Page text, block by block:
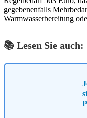
gegebenenfalls
Warmwasserbereitung
📚 Lesen Sie auch: